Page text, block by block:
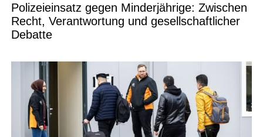
Polizeieinsatz gegen Minderjährige: Zwischen
Recht, Verantwortung und gesellschaftlicher
Debatte